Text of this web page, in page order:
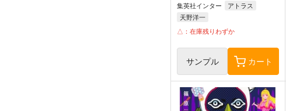
集英社インター
アトラス
天野洋一
△：在庫残りわずか
サンプル カート